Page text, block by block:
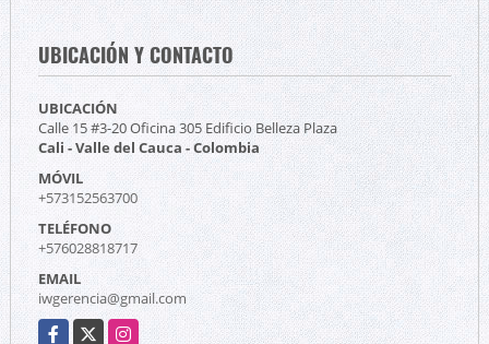
UBICACIÓN Y CONTACTO
UBICACIÓN
Calle 15 #3-20 Oficina 305 Edificio Belleza Plaza
Cali - Valle del Cauca - Colombia
MÓVIL
+573152563700
TELÉFONO
+576028818717
EMAIL
iwgerencia@gmail.com
Facebook
X Instagram